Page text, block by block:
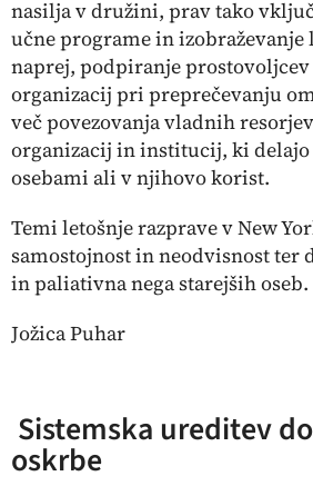
nasilja v družini, prav tako
učne programe in
naprej, podpiranje
organizacij pri preprečevanju
več povezovanja vladnih
organizacij in institucij, ki delajo
osebami ali v njihovo korist.
Temi letošnje razprave v New
samostojnost in neodvisnost ter
in paliativna nega starejših oseb.
Jožica Puhar
Sistemska ureditev
oskrbe